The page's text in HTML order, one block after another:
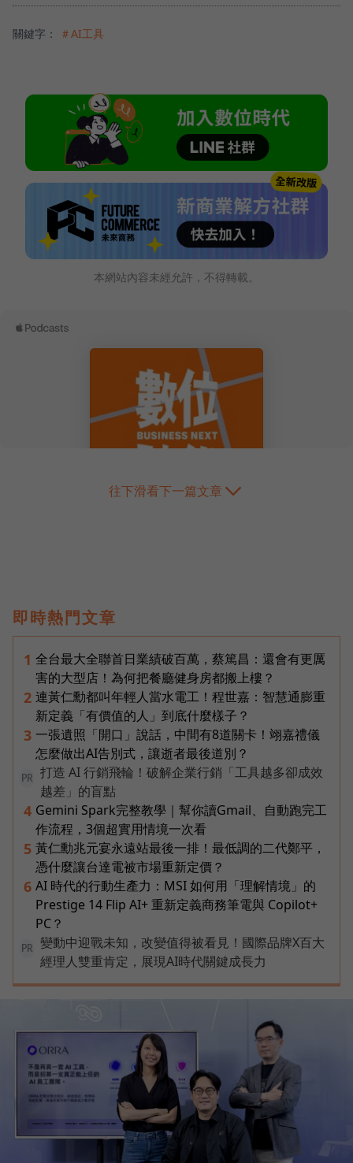
關鍵字： ＃AI工具
本網站內容未經允許，不得轉載。
往下滑看下一篇文章
即時熱門文章
1 全台最大全聯首日業績破百萬，蔡篤昌：還會有更厲
害的大型店！為何把餐廳健身房都搬上樓？
2 連黃仁勳都叫年輕人當水電工！程世嘉：智慧通膨重
新定義「有價值的人」到底什麼樣子？
3 一張遺照「開口」說話，中間有8道關卡！翊嘉禮儀
怎麼做出AI告別式，讓逝者最後道別？
PR
打造 AI 行銷飛輪！破解企業行銷「工具越多卻成效
越差」的盲點
4 Gemini Spark完整教學｜幫你讀Gmail、自動跑完工
作流程，3個超實用情境一次看
5 黃仁勳兆元宴永遠站最後一排！最低調的二代鄭平，
憑什麼讓台達電被市場重新定價？
6 AI 時代的行動生產力：MSI 如何用「理解情境」的
Prestige 14 Flip AI+ 重新定義商務筆電與 Copilot+
PC？
PR
變動中迎戰未知，改變值得被看見！國際品牌X百大
經理人雙重肯定，展現AI時代關鍵成長力